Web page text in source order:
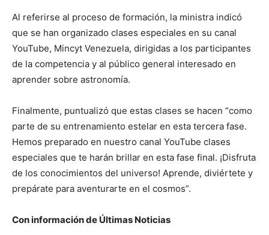
Al referirse al proceso de formación, la ministra indicó
que se han organizado clases especiales en su canal
YouTube, Mincyt Venezuela, dirigidas a los participantes
de la competencia y al público general interesado en
aprender sobre astronomía.
Finalmente, puntualizó que estas clases se hacen “como
parte de su entrenamiento estelar en esta tercera fase.
Hemos preparado en nuestro canal YouTube clases
especiales que te harán brillar en esta fase final. ¡Disfruta
de los conocimientos del universo! Aprende, diviértete y
prepárate para aventurarte en el cosmos”.
Con información de Últimas Noticias